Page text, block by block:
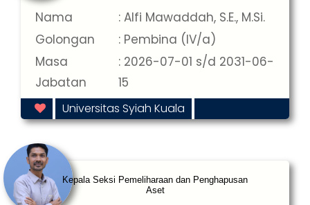
Nama
: Alfi Mawaddah, S.E., M.Si.
Golongan
: Pembina (IV/a)
Masa
Jabatan
: 2026-07-01 s/d 2031-06-
15
Universitas Syiah Kuala
Kepala Seksi Pemeliharaan dan Penghapusan
Aset